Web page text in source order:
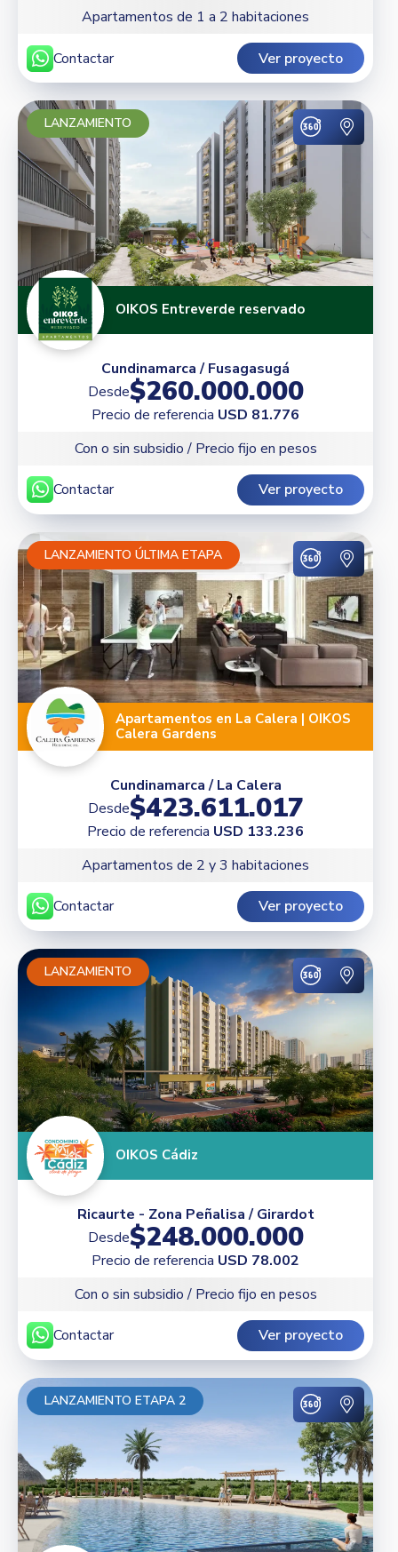
Apartamentos de 1 a 2 habitaciones
Contactar Ver proyecto
LANZAMIENTO
OIKOS Entreverde reservado
Cundinamarca / Fusagasugá
Desde$260.000.000
Precio de referencia USD 81.776
Con o sin subsidio / Precio fijo en pesos
Contactar Ver proyecto
LANZAMIENTO ÚLTIMA ETAPA
Apartamentos en La Calera | OIKOS
Calera Gardens
Cundinamarca / La Calera
Desde$423.611.017
Precio de referencia USD 133.236
Apartamentos de 2 y 3 habitaciones
Contactar Ver proyecto
LANZAMIENTO
OIKOS Cádiz
Ricaurte - Zona Peñalisa / Girardot
Desde$248.000.000
Precio de referencia USD 78.002
Con o sin subsidio / Precio fijo en pesos
Contactar Ver proyecto
LANZAMIENTO ETAPA 2